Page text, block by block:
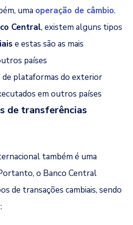
uma operação de câmbio.
Central, existem alguns tipos
e estas são as mais
países
de plataformas do exterior
em outros países
de transferências
também é uma
o Banco Central
de transações cambiais, sendo